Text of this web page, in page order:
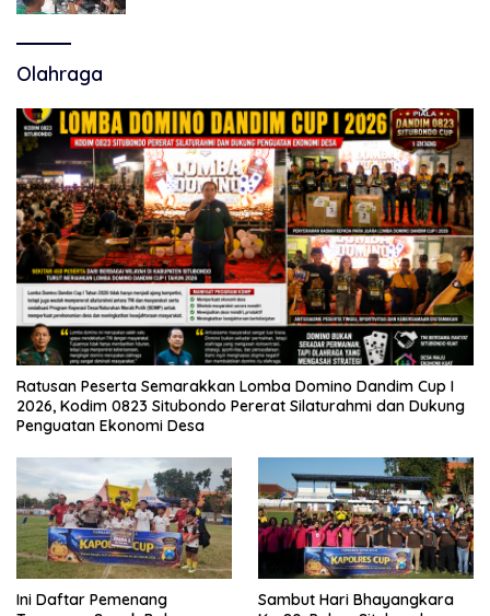
Olahraga
Ratusan Peserta Semarakkan Lomba Domino Dandim Cup I
2026, Kodim 0823 Situbondo Pererat Silaturahmi dan Dukung
Penguatan Ekonomi Desa
Ini Daftar Pemenang
Sambut Hari Bhayangkara